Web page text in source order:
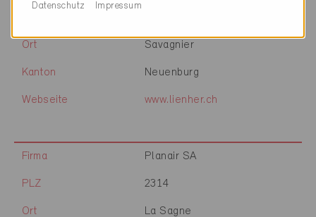
Ort Savagnier
Kanton Neuenburg
Webseite www.lienher.ch
Firma Planair SA
PLZ 2314
Ort La Sagne
Datenschutz Impressum